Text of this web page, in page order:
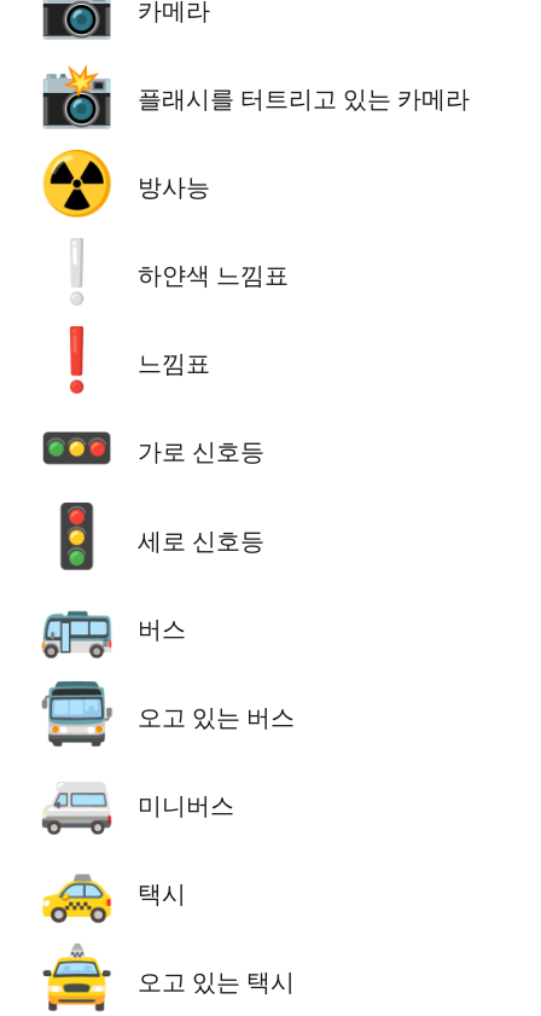
카메라
📸 플래시를 터트리고 있는 카메라
☢️ 방사능
❕ 하얀색 느낌표
❗ 느낌표
🚥 가로 신호등
🚦 세로 신호등
🚌 버스
🚍 오고 있는 버스
🚐 미니버스
🚕 택시
🚖 오고 있는 택시